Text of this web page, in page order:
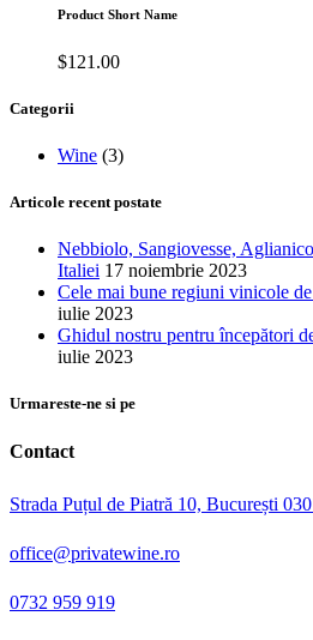
Product Short Name
$121.00
Categorii
Wine (3)
Articole recent postate
Nebbiolo, Sangiovesse,
Italiei 17 noiembrie 2023
Cele mai bune regiuni vinicole
iulie 2023
Ghidul nostru pentru începători
iulie 2023
Urmareste-ne si pe
Contact
Strada Puțul de Piatră 10, București
office@privatewine.ro
0732 959 919